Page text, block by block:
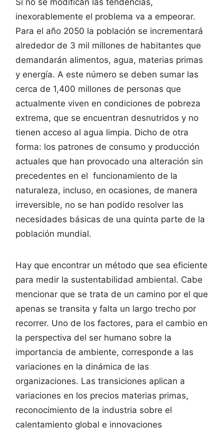
inexorablemente el problema va a empeorar.
Para el año 2050 la población se incrementará
alrededor de 3 mil millones de habitantes que
demandarán alimentos, agua, materias primas
y energía. A este número se deben sumar las
cerca de 1,400 millones de personas que
actualmente viven en condiciones de pobreza
extrema, que se encuentran desnutridos y no
tienen acceso al agua limpia. Dicho de otra
forma: los patrones de consumo y producción
actuales que han provocado una alteración sin
precedentes en el funcionamiento de la
naturaleza, incluso, en ocasiones, de manera
irreversible, no se han podido resolver las
necesidades básicas de una quinta parte de la
población mundial.
Hay que encontrar un método que sea eficiente
para medir la sustentabilidad ambiental. Cabe
mencionar que se trata de un camino por el que
apenas se transita y falta un largo trecho por
recorrer. Uno de los factores, para el cambio en
la perspectiva del ser humano sobre la
importancia de ambiente, corresponde a las
variaciones en la dinámica de las
organizaciones. Las transiciones aplican a
variaciones en los precios materias primas,
reconocimiento de la industria sobre el
calentamiento global e innovaciones